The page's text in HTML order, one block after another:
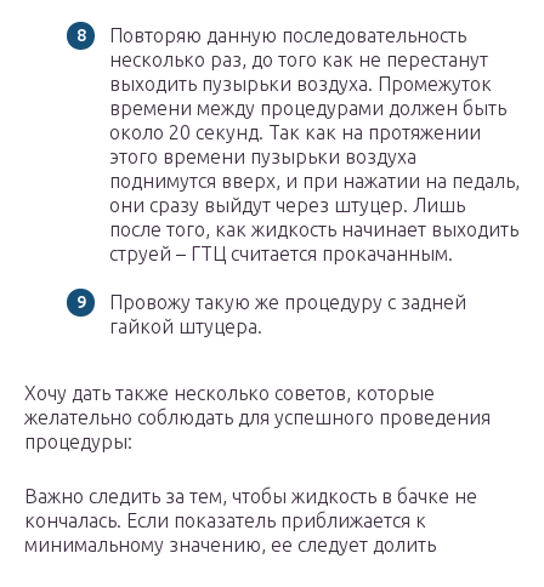
Повторяю данную последовательность
несколько раз, до того как не перестанут
выходить пузырьки воздуха. Промежуток
времени между процедурами должен быть
около 20 секунд. Так как на протяжении
этого времени пузырьки воздуха
поднимутся вверх, и при нажатии на педаль,
они сразу выйдут через штуцер. Лишь
после того, как жидкость начинает выходить
струей – ГТЦ считается прокачанным.
Провожу такую же процедуру с задней
гайкой штуцера.
Хочу дать также несколько советов, которые
желательно соблюдать для успешного проведения
процедуры:
Важно следить за тем, чтобы жидкость в бачке не
кончалась. Если показатель приближается к
минимальному значению, ее следует долить